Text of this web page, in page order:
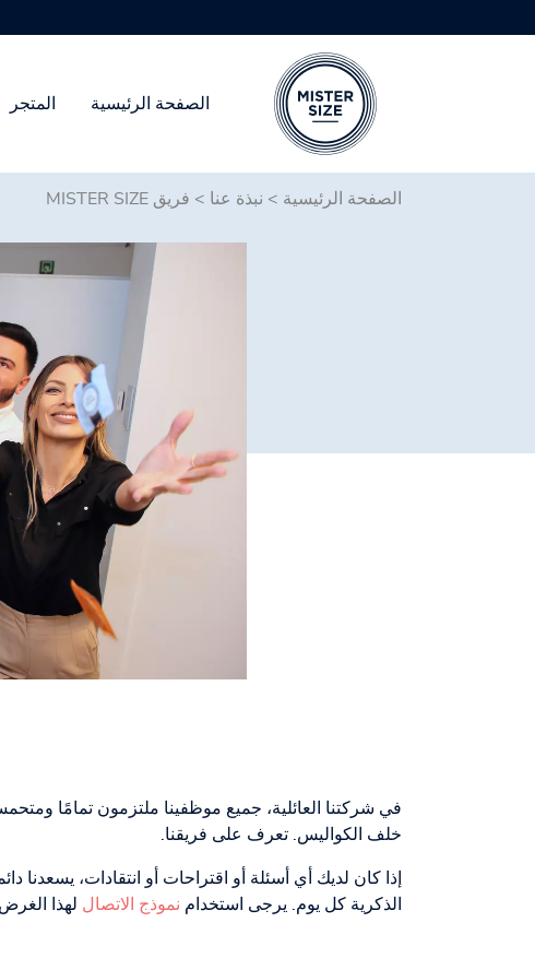
الصفحة الرئيسية المتجر
الصفحة الرئيسية > نبذة عنا > فريق MISTER SIZE
في شركتنا العائلية، جميع موظفينا ملتزمون تمامًا
خلف الكواليس. تعرف على فريقنا.
الذكرية كل يوم. يرجى استخدام نموذج الاتصال لهذا